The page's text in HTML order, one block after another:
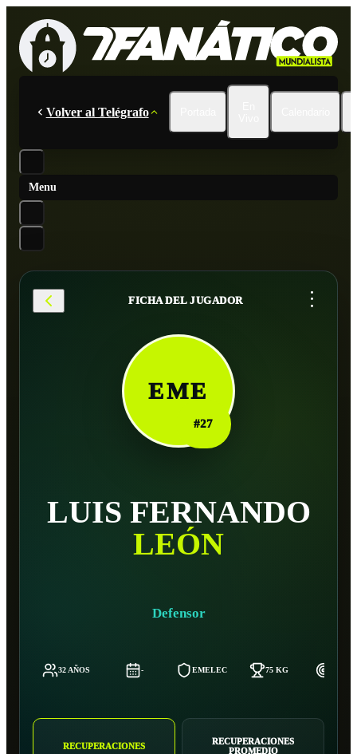
Volver al Telégrafo
Menu
FICHA DEL JUGADOR ...
EME
#27
LUIS FERNANDO
LEÓN
Defensor
32 AÑOS - EMELEC 75 KG
RECUPERACIONES
RECUPERACIONES
PROMEDIO